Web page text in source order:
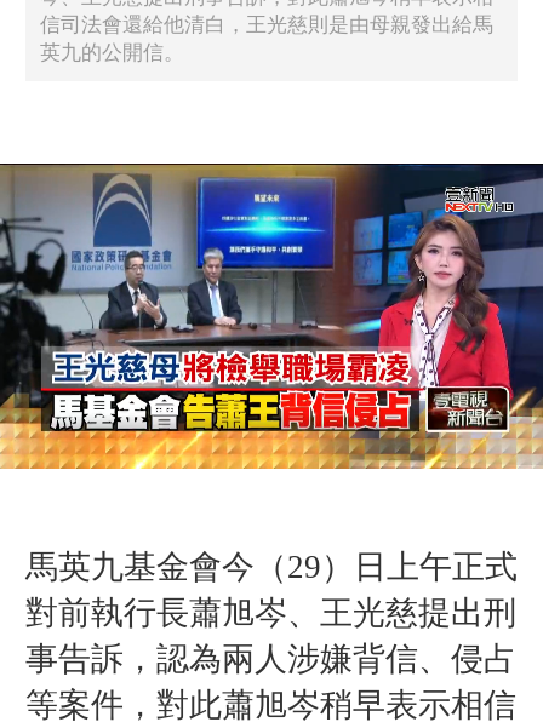
信司法會還給他清白，王光慈則是由母親發出給馬
英九的公開信。
馬英九基金會今（29）日上午正式
對前執行長蕭旭岑、王光慈提出刑
事告訴，認為兩人涉嫌背信、侵占
等案件，對此蕭旭岑稍早表示相信